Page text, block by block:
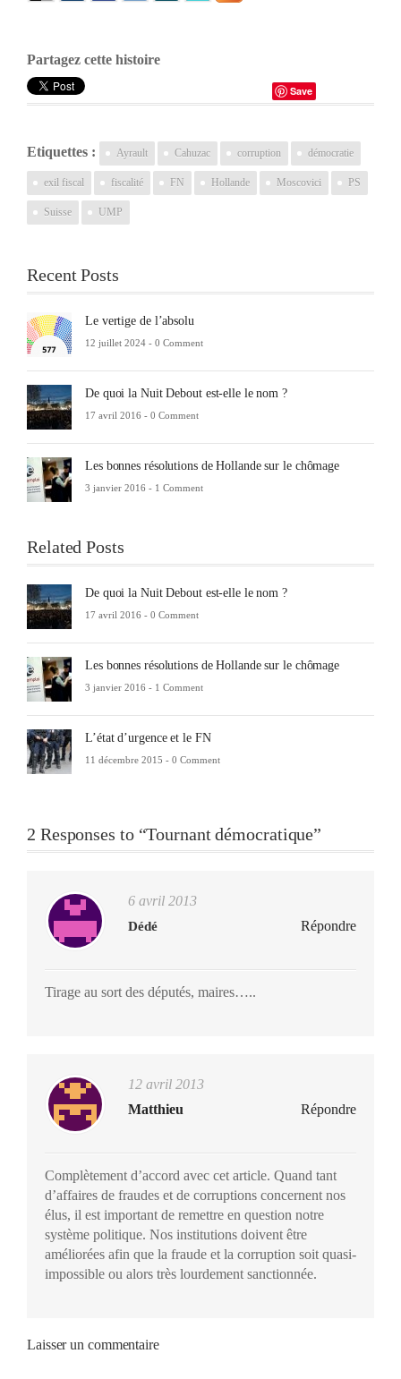
Partagez cette histoire
Save
Etiquettes : Ayrault Cahuzac corruption démocratie
exil fiscal fiscalité FN Hollande Moscovici PS
Suisse UMP
Recent Posts
Le vertige de l’absolu
12 juillet 2024 - 0 Comment
De quoi la Nuit Debout est-elle le nom ?
17 avril 2016 - 0 Comment
Les bonnes résolutions de Hollande sur le chômage
3 janvier 2016 - 1 Comment
Related Posts
De quoi la Nuit Debout est-elle le nom ?
17 avril 2016 - 0 Comment
Les bonnes résolutions de Hollande sur le chômage
3 janvier 2016 - 1 Comment
L’état d’urgence et le FN
11 décembre 2015 - 0 Comment
2 Responses to “Tournant démocratique”
6 avril 2013
Dédé Répondre
Tirage au sort des députés, maires…..
12 avril 2013
Matthieu
Répondre
Complètement d’accord avec cet article. Quand tant
d’affaires de fraudes et de corruptions concernent nos
élus, il est important de remettre en question notre
système politique. Nos institutions doivent être
améliorées afin que la fraude et la corruption soit quasi-
impossible ou alors très lourdement sanctionnée.
Laisser un commentaire